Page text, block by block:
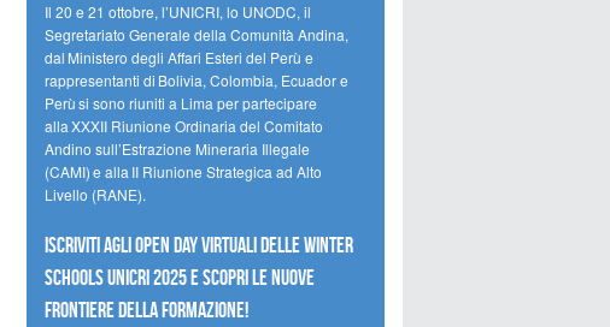
Il 20 e 21 ottobre, l’UNICRI, lo UNODC, il
Segretariato Generale della Comunità Andina,
dal Ministero degli Affari Esteri del Perù e
rappresentanti di Bolivia, Colombia, Ecuador e
Perù si sono riuniti a Lima per partecipare
alla XXXII Riunione Ordinaria del Comitato
Andino sull’Estrazione Mineraria Illegale
(CAMI) e alla II Riunione Strategica ad Alto
Livello (RANE).
Iscriviti agli Open Day Virtuali delle Winter
Schools UNICRI 2025 e scopri le nuove
frontiere della formazione!